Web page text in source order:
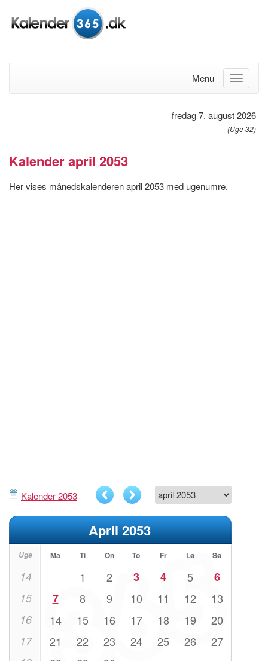
Menu
fredag 7. august 2026
(Uge 32)
Kalender april 2053
Her vises månedskalenderen april 2053 med ugenumre.
Kalender 2053
April 2053
Uge Ma Ti On To Fr Lø Sø
14 1 2 3 4 5 6
15 7 8 9 10 11 12 13
16 14 15 16 17 18 19 20
17 21 22 23 24 25 26 27